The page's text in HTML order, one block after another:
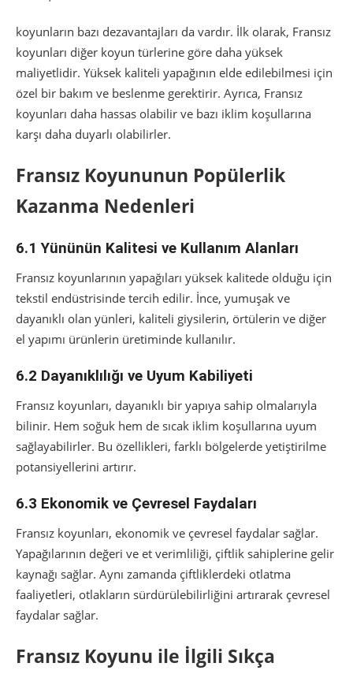
koyunların bazı dezavantajları da vardır. İlk olarak, Fransız
koyunları diğer koyun türlerine göre daha yüksek
maliyetlidir. Yüksek kaliteli yapağının elde edilebilmesi için
özel bir bakım ve beslenme gerektirir. Ayrıca, Fransız
koyunları daha hassas olabilir ve bazı iklim koşullarına
karşı daha duyarlı olabilirler.
Fransız Koyununun Popülerlik
Kazanma Nedenleri
6.1 Yününün Kalitesi ve Kullanım Alanları
Fransız koyunlarının yapağıları yüksek kalitede olduğu için
tekstil endüstrisinde tercih edilir. İnce, yumuşak ve
dayanıklı olan yünleri, kaliteli giysilerin, örtülerin ve diğer
el yapımı ürünlerin üretiminde kullanılır.
6.2 Dayanıklılığı ve Uyum Kabiliyeti
Fransız koyunları, dayanıklı bir yapıya sahip olmalarıyla
bilinir. Hem soğuk hem de sıcak iklim koşullarına uyum
sağlayabilirler. Bu özellikleri, farklı bölgelerde yetiştirilme
potansiyellerini artırır.
6.3 Ekonomik ve Çevresel Faydaları
Fransız koyunları, ekonomik ve çevresel faydalar sağlar.
Yapağılarının değeri ve et verimliliği, çiftlik sahiplerine gelir
kaynağı sağlar. Aynı zamanda çiftliklerdeki otlatma
faaliyetleri, otlakların sürdürülebilirliğini artırarak çevresel
faydalar sağlar.
Fransız Koyunu ile İlgili Sıkça